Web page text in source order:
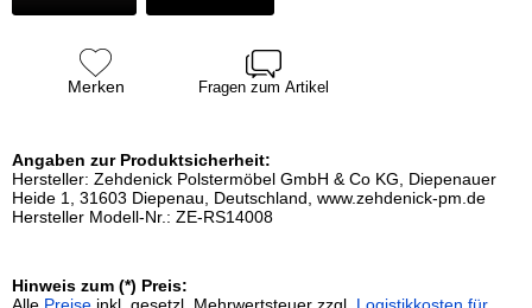
Merken Fragen zum Artikel
Angaben zur Produktsicherheit:
Hersteller: Zehdenick Polstermöbel GmbH & Co KG, Diepenauer
Heide 1, 31603 Diepenau, Deutschland, www.zehdenick-pm.de
Hersteller Modell-Nr.: ZE-RS14008
Hinweis zum (*) Preis: